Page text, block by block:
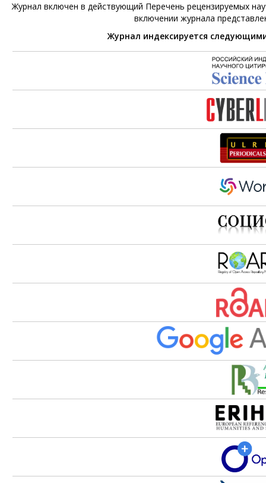
Журнал включен в действующий Перечень рецензируемых
включении журнала
Журнал индексируется